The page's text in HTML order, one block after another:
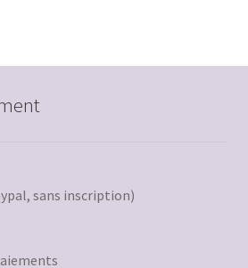
sans inscription)